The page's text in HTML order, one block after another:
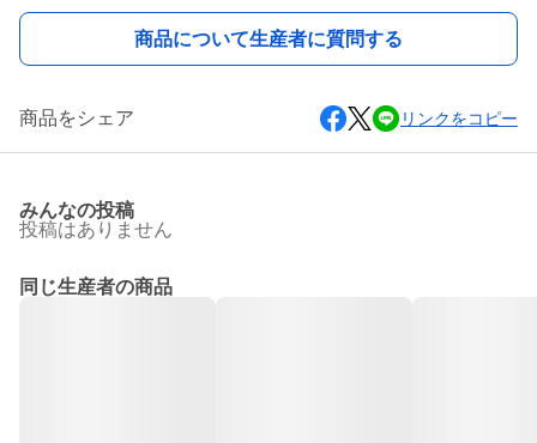
商品について生産者に質問する
商品をシェア リンクをコピー
みんなの投稿
投稿はありません
同じ生産者の商品